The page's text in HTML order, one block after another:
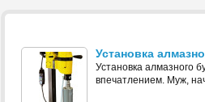
Установка
Установка алмазного
впечатлением. Муж,